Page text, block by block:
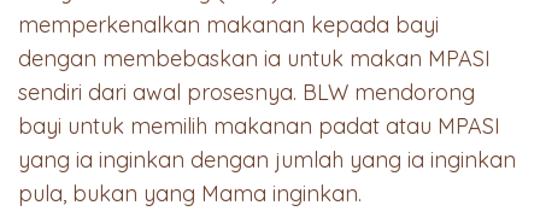
memperkenalkan makanan kepada bayi
dengan membebaskan ia untuk makan MPASI
sendiri dari awal prosesnya. BLW mendorong
bayi untuk memilih makanan padat atau MPASI
yang ia inginkan dengan jumlah yang ia inginkan
pula, bukan yang Mama inginkan.